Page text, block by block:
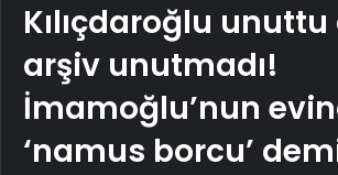
Kılıçdaroğlu
arşiv unutmadı!
İmamoğlu’nun
‘namus borcu’